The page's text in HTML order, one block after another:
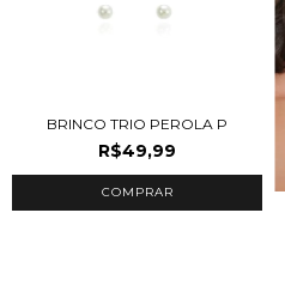
BRINCO TRIO PEROLA P
R$49,99